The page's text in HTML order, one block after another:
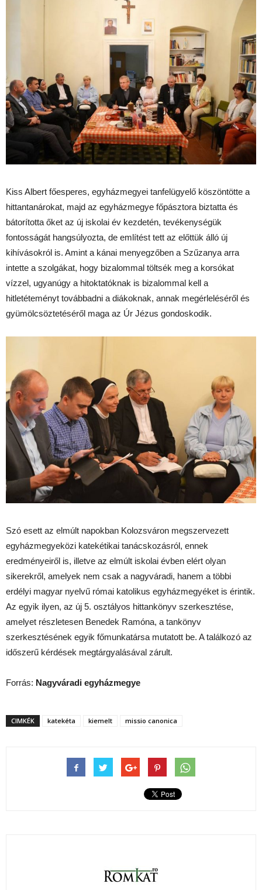
Kiss Albert főesperes, egyházmegyei tanfelügyelő köszöntötte a
hittantanárokat, majd az egyházmegye főpásztora biztatta és
bátorította őket az új iskolai év kezdetén, tevékenységük
fontosságát hangsúlyozta, de említést tett az előttük álló új
kihívásokról is. Amint a kánai menyegzőben a Szűzanya arra
intette a szolgákat, hogy bizalommal töltsék meg a korsókat
vízzel, ugyanúgy a hitoktatóknak is bizalommal kell a
hitletéteményt továbbadni a diákoknak, annak megérleléséről és
gyümölcsöztetéséről maga az Úr Jézus gondoskodik.
Szó esett az elmúlt napokban Kolozsváron megszervezett
egyházmegyeközi katekétikai tanácskozásról, ennek
eredményeiről is, illetve az elmúlt iskolai évben elért olyan
sikerekről, amelyek nem csak a nagyváradi, hanem a többi
erdélyi magyar nyelvű római katolikus egyházmegyéket is érintik.
Az egyik ilyen, az új 5. osztályos hittankönyv szerkesztése,
amelyet részletesen Benedek Ramóna, a tankönyv
szerkesztésének egyik főmunkatársa mutatott be. A találkozó az
időszerű kérdések megtárgyalásával zárult.
Forrás: Nagyváradi egyházmegye
CIMKÉK katekéta kiemelt missio canonica